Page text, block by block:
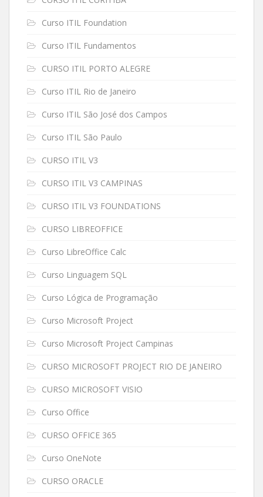
Curso ITIL Foundation
Curso ITIL Fundamentos
CURSO ITIL PORTO ALEGRE
Curso ITIL Rio de Janeiro
Curso ITIL São José dos Campos
Curso ITIL São Paulo
CURSO ITIL V3
CURSO ITIL V3 CAMPINAS
CURSO ITIL V3 FOUNDATIONS
CURSO LIBREOFFICE
Curso LibreOffice Calc
Curso Linguagem SQL
Curso Lógica de Programação
Curso Microsoft Project
Curso Microsoft Project Campinas
CURSO MICROSOFT PROJECT RIO DE JANEIRO
CURSO MICROSOFT VISIO
Curso Office
CURSO OFFICE 365
Curso OneNote
CURSO ORACLE